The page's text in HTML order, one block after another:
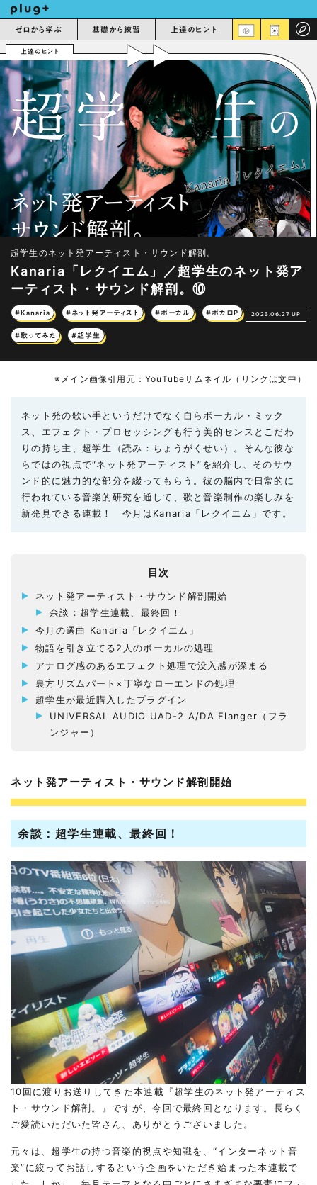
ゼロから学ぶ 基礎から練習 上達のヒント
上達のヒント
超学生のネット発アーティスト・サウンド解剖。
Kanaria「レクイエム」／超学生のネット発ア
ーティスト・サウンド解剖。⑩
#Kanaria #ネット発アーティスト #ボーカル #ボカロP
#歌ってみた #超学生
2023.06.27 UP
※メイン画像引用元：YouTubeサムネイル（リンクは文中）
ネット発の歌い手というだけでなく自らボーカル・ミック
ス、エフェクト・プロセッシングも行う美的センスとこだわ
りの持ち主、超学生（読み：ちょうがくせい）。そんな彼な
らではの視点で“ネット発アーティスト”を紹介し、そのサウ
ンド的に魅力的な部分を綴ってもらう。彼の脳内で日常的に
行われている音楽的研究を通して、歌と音楽制作の楽しみを
新発見できる連載！ 今月はKanaria「レクイエム」です。
目次
ネット発アーティスト・サウンド解剖開始
余談：超学生連載、最終回！
今月の選曲 Kanaria「レクイエム」
物語を引き立てる2人のボーカルの処理
アナログ感のあるエフェクト処理で没入感が深まる
裏方リズムパート×丁寧なローエンドの処理
超学生が最近購入したプラグイン
UNIVERSAL AUDIO UAD-2 A/DA Flanger（フラ
ンジャー）
ネット発アーティスト・サウンド解剖開始
余談：超学生連載、最終回！
10回に渡りお送りしてきた本連載『超学生のネット発アーティス
ト・サウンド解剖。』ですが、今回で最終回となります。長らく
ご愛読いただいた皆さん、ありがとうございました。
元々は、超学生の持つ音楽的視点や知識を、“インターネット音
楽”に絞ってお話しするという企画をいただき始まった本連載で